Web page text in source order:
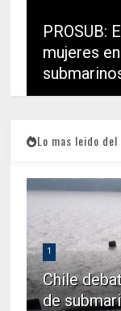
PROSUB:
mujeres
Lo mas leido del
1
Chile
de